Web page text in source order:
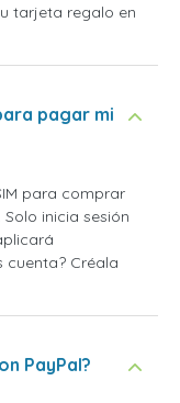
tarjeta regalo en
pagar mi
para comprar
inicia sesión
cuenta? Créala
PayPal?